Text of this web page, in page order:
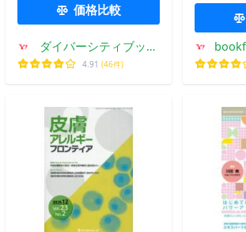
価格比較
ダイバーシティブック
スヤフー店
4.91 (46件)